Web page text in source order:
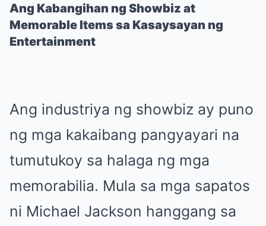
Ang Kabangihan ng Showbiz at
Memorable Items sa Kasaysayan ng
Entertainment
Ang industriya ng showbiz ay puno
ng mga kakaibang pangyayari na
tumutukoy sa halaga ng mga
memorabilia. Mula sa mga sapatos
ni Michael Jackson hanggang sa